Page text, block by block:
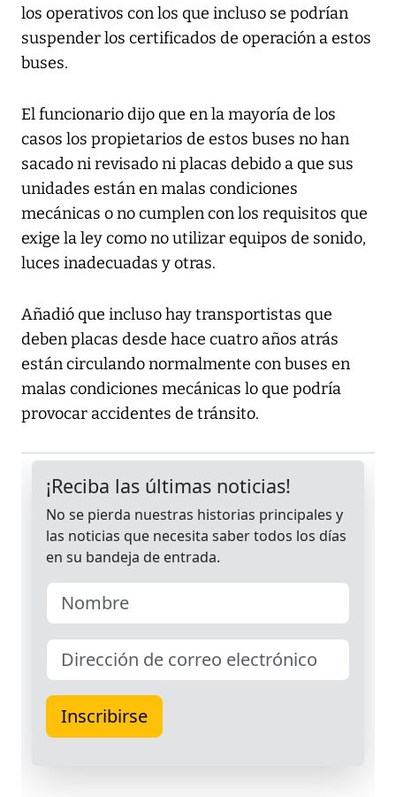
los operativos con los que incluso se podrían
suspender los certificados de operación a estos
buses.
El funcionario dijo que en la mayoría de los
casos los propietarios de estos buses no han
sacado ni revisado ni placas debido a que sus
unidades están en malas condiciones
mecánicas o no cumplen con los requisitos que
exige la ley como no utilizar equipos de sonido,
luces inadecuadas y otras.
Añadió que incluso hay transportistas que
deben placas desde hace cuatro años atrás
están circulando normalmente con buses en
malas condiciones mecánicas lo que podría
provocar accidentes de tránsito.